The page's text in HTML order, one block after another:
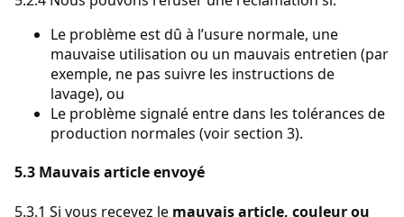
Le problème est dû à l’usure normale, une
mauvaise utilisation ou un mauvais entretien (par
exemple, ne pas suivre les instructions de
lavage), ou
Le problème signalé entre dans les tolérances de
production normales (voir section 3).
5.3 Mauvais article envoyé
5.3.1 Si vous recevez le mauvais article, couleur ou